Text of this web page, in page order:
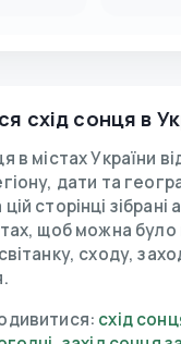
схід сонця в
в містах України
дати та
сторінці зібрані
щоб можна
сходу,
: схід